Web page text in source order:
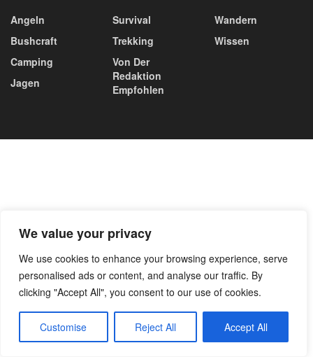
We value your privacy
We use cookies to enhance your browsing experience, serve
personalised ads or content, and analyse our traffic. By
clicking "Accept All", you consent to our use of cookies.
Customise Reject All Accept All
Angeln
Bushcraft
Camping
Jagen
Survival
Trekking
Von Der
Redaktion
Empfohlen
Wandern
Wissen